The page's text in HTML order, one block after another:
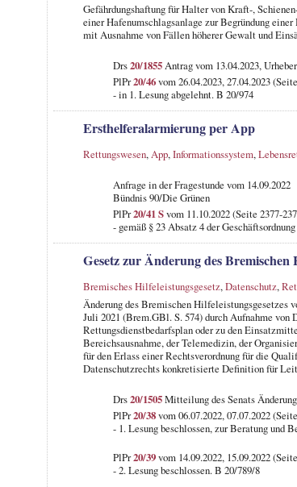
Gefährdungshaftung für Halter von Kraft-,
einer Hafenumschlagsanlage zur Begründung
mit Ausnahme von Fällen höherer Gewalt und
Drs20/1855Antrag vom 13.04.2023,
PlPr20/46vom 26.04.2023, 27.04.2023
- in 1. Lesung abgelehnt. B 20/974
Ersthelferalarmierung per App
Rettungswesen,App,Informationssystem,
Anfrage in der Fragestundevom 14.09.2022
Bündnis 90/Die Grünen
PlPr20/41 Svom 11.10.2022 (Seite 2377-
- gemäß § 23 Absatz 4 der
Gesetz zur Änderung des Bremischen
Bremisches Hilfeleistungsgesetz,Datenschutz,
Änderung des Bremischen Hilfeleistungsgesetzes
Juli 2021 (Brem.GBl. S. 574) durch Aufnahme
Rettungsdienstbedarfsplan oder zu den
Bereichsausnahme, der Telemedizin, der
für den Erlass einer Rechtsverordnung für die
Datenschutzrechts konkretisierte Definition für
Drs20/1505Mitteilung des Senats
PlPr20/38vom 06.07.2022, 07.07.2022
- 1. Lesung beschlossen, zur Beratung und
PlPr20/39vom 14.09.2022, 15.09.2022
- 2. Lesung beschlossen. B 20/789/8